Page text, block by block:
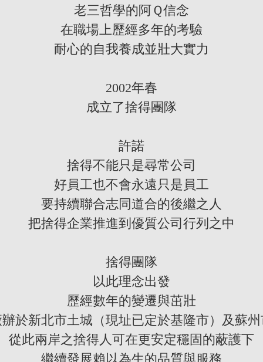
老三哲學的阿Ｑ信念
在職場上歷經多年的考驗
耐心的自我養成並壯大實力
2002年春
成立了捨得團隊
許諾
捨得不能只是尋常公司
好員工也不會永遠只是員工
要持續聯合志同道合的後繼之人
把捨得企業推進到優質公司行列之中
捨得團隊
以此理念出發
歷經數年的變遷與茁壯
於新北市土城（現址已定於基隆市）及蘇
從此兩岸之捨得人可在更安定穩固的蔽護下
繼續發展賴以為生的品質與服務